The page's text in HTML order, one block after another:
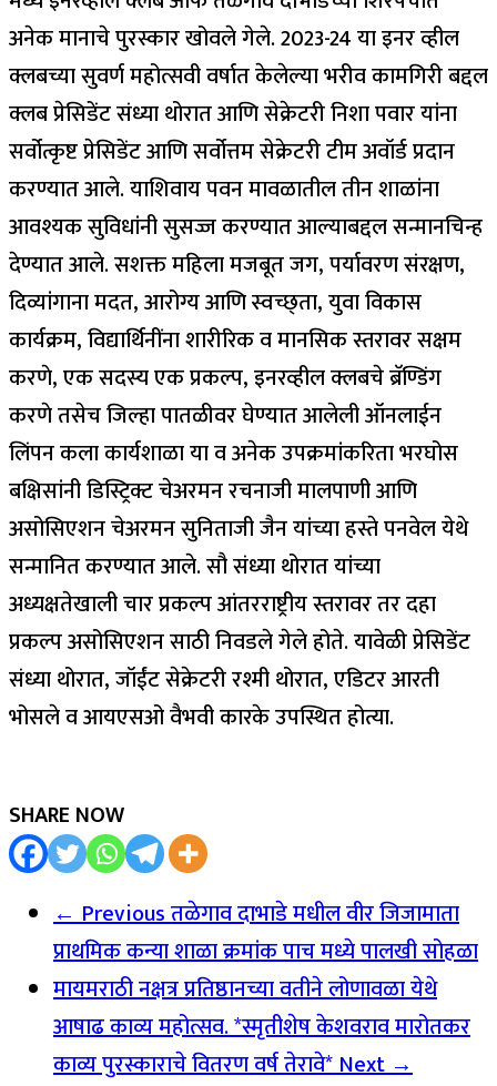
अनेक मानाचे पुरस्कार खोवले गेले. 2023-24 या इनर व्हील
क्लबच्या सुवर्ण महोत्सवी वर्षात केलेल्या भरीव कामगिरी बद्दल
क्लब प्रेसिडेंट संध्या थोरात आणि सेक्रेटरी निशा पवार यांना
सर्वोत्कृष्ट प्रेसिडेंट आणि सर्वोत्तम सेक्रेटरी टीम अवॉर्ड प्रदान
करण्यात आले. याशिवाय पवन मावळातील तीन शाळांना
आवश्यक सुविधांनी सुसज्ज करण्यात आल्याबद्दल सन्मानचिन्ह
देण्यात आले. सशक्त महिला मजबूत जग, पर्यावरण संरक्षण,
दिव्यांगाना मदत, आरोग्य आणि स्वच्छ्ता, युवा विकास
कार्यक्रम, विद्यार्थिनींना शारीरिक व मानसिक स्तरावर सक्षम
करणे, एक सदस्य एक प्रकल्प, इनरव्हील क्लबचे ब्रॅण्डिंग
करणे तसेच जिल्हा पातळीवर घेण्यात आलेली ऑनलाईन
लिंपन कला कार्यशाळा या व अनेक उपक्रमांकरिता भरघोस
बक्षिसांनी डिस्ट्रिक्ट चेअरमन रचनाजी मालपाणी आणि
असोसिएशन चेअरमन सुनिताजी जैन यांच्या हस्ते पनवेल येथे
सन्मानित करण्यात आले. सौ संध्या थोरात यांच्या
अध्यक्षतेखाली चार प्रकल्प आंतरराष्ट्रीय स्तरावर तर दहा
प्रकल्प असोसिएशन साठी निवडले गेले होते. यावेळी प्रेसिडेंट
संध्या थोरात, जॉईंट सेक्रेटरी रश्मी थोरात, एडिटर आरती
भोसले व आयएसओ वैभवी कारके उपस्थित होत्या.
SHARE NOW
← Previousतळेगाव दाभाडे मधील वीर जिजामाता
प्राथमिक कन्या शाळा क्रमांक पाच मध्ये पालखी सोहळा
मायमराठी नक्षत्र प्रतिष्ठानच्या वतीने लोणावळा येथे
आषाढ काव्य महोत्सव. *स्मृतीशेष केशवराव मारोतकर
काव्य पुरस्काराचे वितरण वर्ष तेरावे*Next →